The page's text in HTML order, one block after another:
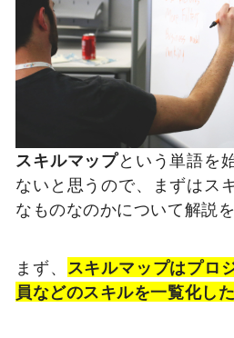
スキルマップという単語を
ないと思うので、まずはス
なものなのかについて解説
まず、
スキルマップはプロ
員などのスキルを一覧化した